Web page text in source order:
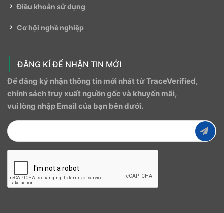
Điều khoản sử dụng
Cơ hội nghề nghiệp
ĐĂNG KÍ ĐỂ NHẬN TIN MỚI
Để đăng ký nhận thông tin mới nhất từ ​​TraceVerified,
chính sách truy xuất nguồn gốc và khuyến mãi,
vui lòng nhập Email của bạn bên dưới.